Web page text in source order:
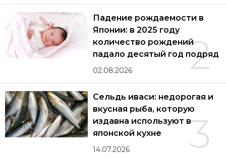
2
Падение рождаемости в
Японии: в 2025 году
количество рождений
падало десятый год подряд
02.08.2026
3
Сельдь иваси: недорогая и
вкусная рыба, которую
издавна используют в
японской кухне
14.07.2026